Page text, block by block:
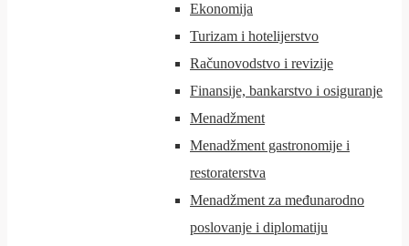
Ekonomija
Turizam i hotelijerstvo
Računovodstvo i revizije
Finansije, bankarstvo i osiguranje
Menadžment
Menadžment gastronomije i
restoraterstva
Menadžment za međunarodno
poslovanje i diplomatiju